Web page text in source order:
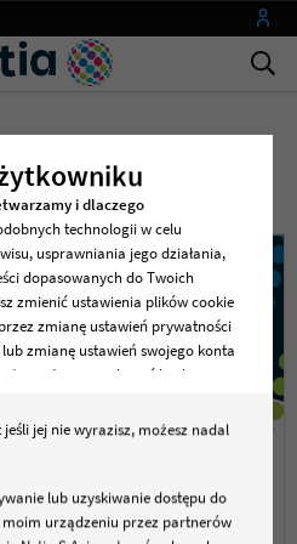
i dlaczego
technologii w celu
usprawniania jego działania,
dopasowanych do Twoich
zmienić ustawienia plików cookie
zmianę ustawień prywatności
zmianę ustawień swojego konta
ta może spowodować brak
z serwisu, w tym
cookie lub podobnych
celu zapewnienia dostępu do
w tym profilowania, w celach
usług oraz
jej nie wyrazisz, możesz nadal
lub uzyskiwanie dostępu do
urządzeniu przez partnerów
PUBLIKACJI